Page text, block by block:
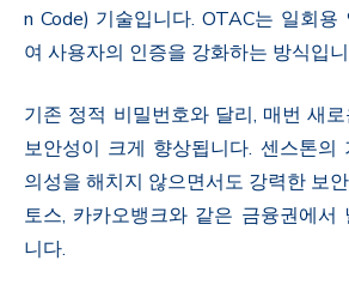
n Code) 기술입니다. OTAC는 일회
여 사용자의 인증을 강화하는 방식입
기존 정적 비밀번호와 달리, 매번 새
보안성이 크게 향상됩니다. 센스톤의
의성을 해치지 않으면서도 강력한 보
토스, 카카오뱅크와 같은 금융권에서
니다.